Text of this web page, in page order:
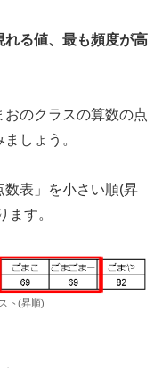
れる値、最も頻度が高
のクラスの算数の点
しょう。
数表」を小さい順(昇
ます。
ト(昇順)